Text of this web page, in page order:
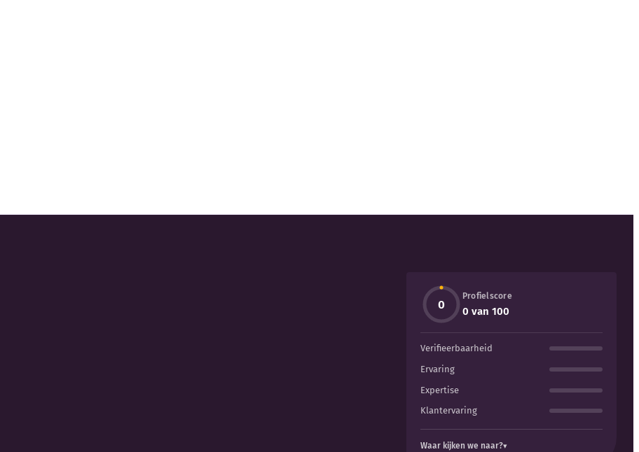
0
Profielscore
0 van 100
Verifieerbaarheid
Ervaring
Expertise
Klantervaring
Waar kijken we naar?